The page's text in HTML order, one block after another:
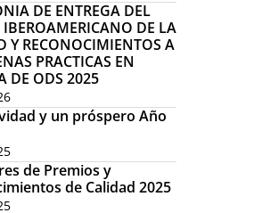
DE ENTREGA DEL
IBEROAMERICANO DE LA
Y RECONOCIMIENTOS A
PRACTICAS EN
DE ODS 2025
y un próspero Año
de Premios y
de Calidad 2025